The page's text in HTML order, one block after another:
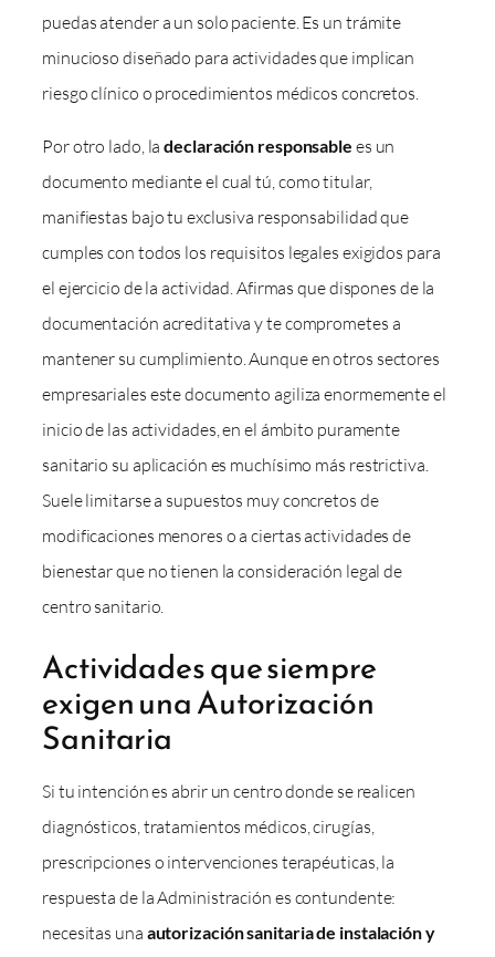
puedas atender a un solo paciente. Es un trámite
minucioso diseñado para actividades que implican
riesgo clínico o procedimientos médicos concretos.
Por otro lado, ladeclaración responsable es un
documento mediante el cual tú, como titular,
manifiestas bajo tu exclusiva responsabilidad que
cumples con todos los requisitos legales exigidos para
el ejercicio de la actividad. Afirmas que dispones de la
documentación acreditativa y te comprometes a
mantener su cumplimiento. Aunque en otros sectores
empresariales este documento agiliza enormemente el
inicio de las actividades, en el ámbito puramente
sanitario su aplicación es muchísimo más restrictiva.
Suele limitarse a supuestos muy concretos de
modificaciones menores o a ciertas actividades de
bienestar que no tienen la consideración legal de
centro sanitario.
Actividades que siempre
exigen una Autorización
Sanitaria
Si tu intención es abrir un centro donde se realicen
diagnósticos, tratamientos médicos, cirugías,
prescripciones o intervenciones terapéuticas, la
respuesta de la Administración es contundente:
necesitas una autorización sanitaria de instalación y